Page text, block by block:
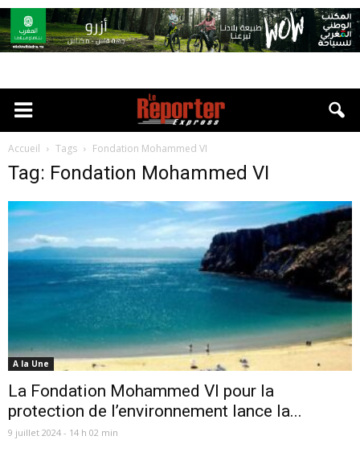
Accueil Tags Fondation Mohammed VI
Tag: Fondation Mohammed VI
A la Une
La Fondation Mohammed VI pour la
protection de l’environnement lance la...
9 juillet 2024 - 14 h 02 min